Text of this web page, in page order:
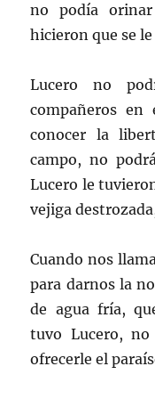
no podía
hicieron que se
Lucero no
compañeros en
conocer la
campo, no
Lucero le
vejiga
Cuando nos
para darnos la
de agua fría,
tuvo Lucero,
ofrecerle el